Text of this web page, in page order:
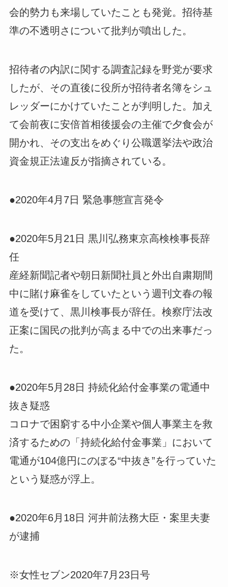
会的勢力も来場していたことも発覚。招待基
準の不透明さについて批判が噴出した。
招待者の内訳に関する調査記録を野党が要求
したが、その直後に役所が招待者名簿をシュ
レッダーにかけていたことが判明した。加え
て会前夜に安倍首相後援会の主催で夕食会が
開かれ、その支出をめぐり公職選挙法や政治
資金規正法違反が指摘されている。
●2020年4月7日 緊急事態宣言発令
●2020年5月21日 黒川弘務東京高検検事長辞
任
産経新聞記者や朝日新聞社員と外出自粛期間
中に賭け麻雀をしていたという週刊文春の報
道を受けて、黒川検事長が辞任。検察庁法改
正案に国民の批判が高まる中での出来事だっ
た。
●2020年5月28日 持続化給付金事業の電通中
抜き疑惑
コロナで困窮する中小企業や個人事業主を救
済するための「持続化給付金事業」において
電通が104億円にのぼる“中抜き”を行っていた
という疑惑が浮上。
●2020年6月18日 河井前法務大臣・案里夫妻
が逮捕
※女性セブン2020年7月23日号